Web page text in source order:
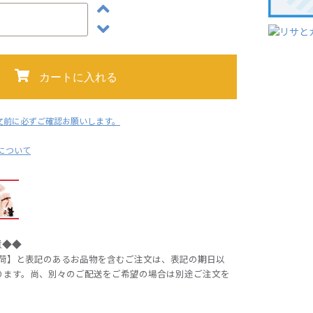
カートに入れる
に必ずご確認お願いします。
ついて
◆◆
と表記のあるお品物を含むご注文は、表記の期日以
す。尚、別々のご配送をご希望の場合は別途ご注文を